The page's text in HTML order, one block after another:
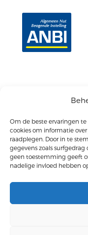
Om de beste ervaringen
cookies om informatie
raadplegen. Door in te
gegevens zoals surfgedrag
geen toestemming geeft
nadelige invloed hebben
© Doopsgezinde
Privacyverklaring